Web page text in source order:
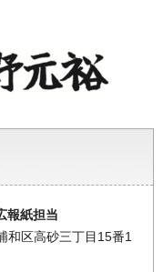
報紙担当
和区高砂三丁目15番1